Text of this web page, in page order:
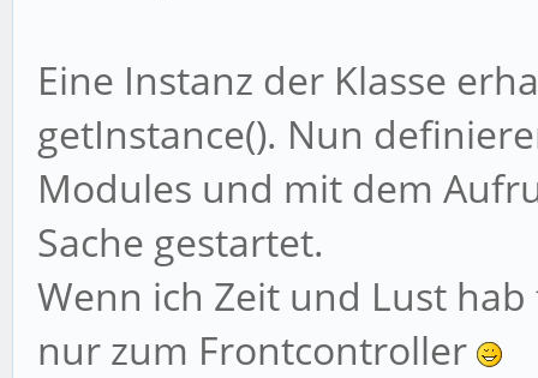
Eine Instanz der Klasse
getInstance(). Nun
Modules und mit dem
Sache gestartet.
Wenn ich Zeit und Lust
nur zum Frontcontroller